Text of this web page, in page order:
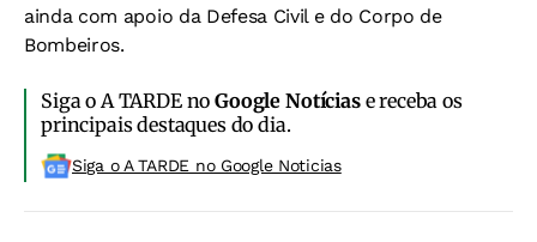
ainda com apoio da Defesa Civil e do Corpo de
Bombeiros.
Siga o A TARDE noGoogle Notíciase receba os
principais destaques do dia.
Siga o A TARDE no Google Noticias